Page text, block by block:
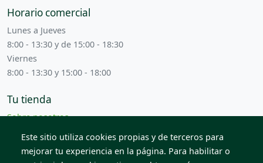
Horario comercial
Lunes a Jueves
8:00 - 13:30 y de 15:00 - 18:30
Viernes
8:00 - 13:30 y 15:00 - 18:00
Tu tienda
Sobre nosotros
Términos y condiciones
Contacta con nosotros
Este sitio utiliza cookies propias y de terceros para
mejorar tu experiencia en la página. Para habilitar o